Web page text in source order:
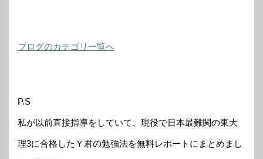
ブログのカテゴリ一覧へ
P.S
私が以前直接指導をしていて、現役で日本最難関の東大
理3に合格したＹ君の勉強法を無料レポートにまとめまし